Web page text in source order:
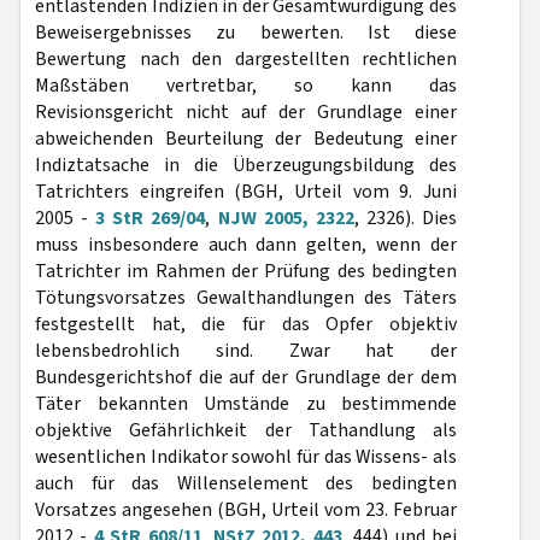
entlastenden Indizien in der Gesamtwürdigung des
Beweisergebnisses zu bewerten. Ist diese
Bewertung nach den dargestellten rechtlichen
Maßstäben vertretbar, so kann das
Revisionsgericht nicht auf der Grundlage einer
abweichenden Beurteilung der Bedeutung einer
Indiztatsache in die Überzeugungsbildung des
Tatrichters eingreifen (BGH, Urteil vom 9. Juni
2005 -3 StR 269/04, NJW 2005, 2322, 2326). Dies
muss insbesondere auch dann gelten, wenn der
Tatrichter im Rahmen der Prüfung des bedingten
Tötungsvorsatzes Gewalthandlungen des Täters
festgestellt hat, die für das Opfer objektiv
lebensbedrohlich sind. Zwar hat der
Bundesgerichtshof die auf der Grundlage der dem
Täter bekannten Umstände zu bestimmende
objektive Gefährlichkeit der Tathandlung als
wesentlichen Indikator sowohl für das Wissens- als
auch für das Willenselement des bedingten
Vorsatzes angesehen (BGH, Urteil vom 23. Februar